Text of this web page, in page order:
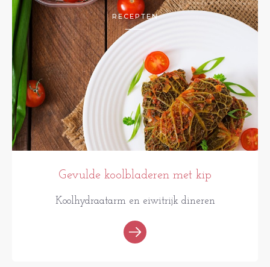
RECEPTEN
Gevulde koolbladeren met kip
Koolhydraatarm en eiwitrijk dineren